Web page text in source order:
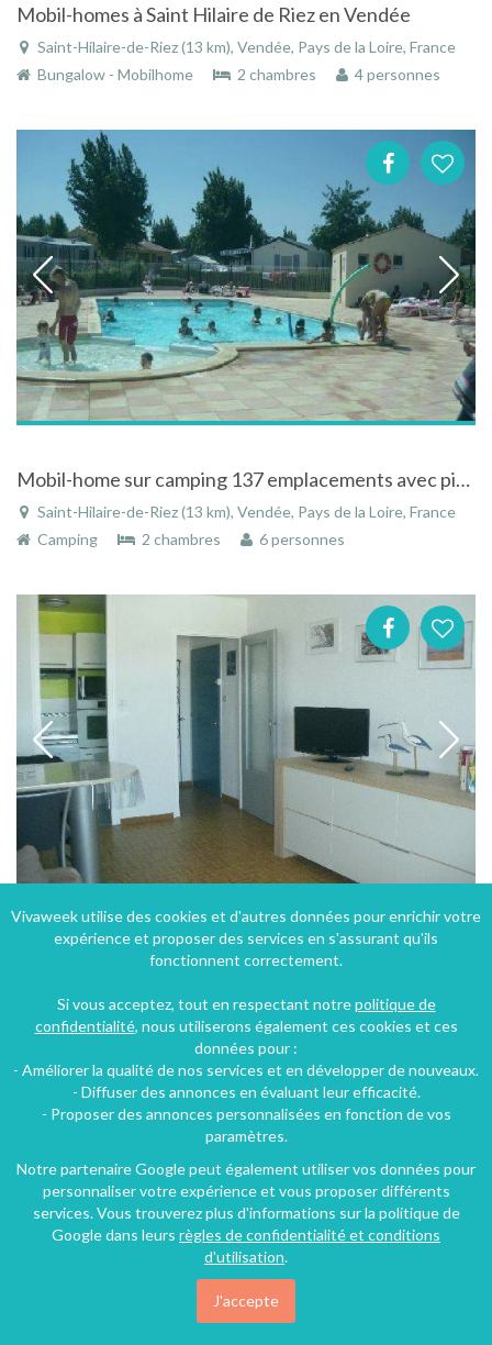
Mobil-homes à Saint Hilaire de Riez en Vendée
Saint-Hilaire-de-Riez (13 km), Vendée, Pays de la Loire, France
Bungalow - Mobilhome
2 chambres 4 personnes
Mobil-home sur camping 137 emplacements avec piscine à Saint-Hilaire-de-Riez en Vendée
Saint-Hilaire-de-Riez (13 km), Vendée, Pays de la Loire, France
Camping
2 chambres 6 personnes
Appartement
1 chambre 5 personnes
69€/nuit
Vivaweek utilise des cookies et d'autres données pour enrichir votre
expérience et proposer des services en s'assurant qu'ils
fonctionnent correctement.
Si vous acceptez, tout en respectant notrepolitique de
confidentialité, nous utiliserons également ces cookies et ces
données pour :
- Améliorer la qualité de nos services et en développer de nouveaux.
- Diffuser des annonces en évaluant leur efficacité.
- Proposer des annonces personnalisées en fonction de vos
paramètres.
Notre partenaire Google peut également utiliser vos données pour
personnaliser votre expérience et vous proposer différents
services. Vous trouverez plus d'informations sur la politique de
Google dans leurs règles de confidentialité et conditions
d'utilisation.
J'accepte